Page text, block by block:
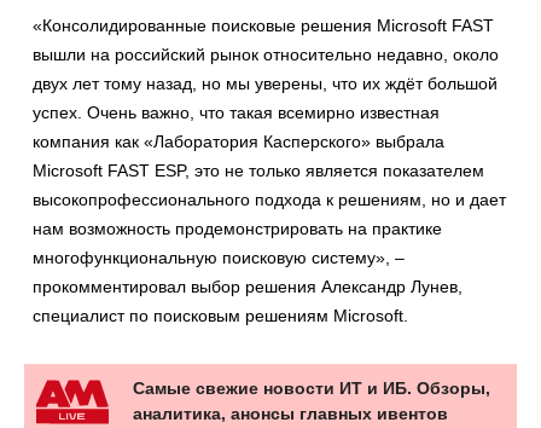
«Консолидированные поисковые решения Microsoft FAST
вышли на российский рынок относительно недавно, около
двух лет тому назад, но мы уверены, что их ждёт большой
успех. Очень важно, что такая всемирно известная
компания как «Лаборатория Касперского» выбрала
Microsoft FAST ESP, это не только является показателем
высокопрофессионального подхода к решениям, но и дает
нам возможность продемонстрировать на практике
многофункциональную поисковую систему», –
прокомментировал выбор решения Александр Лунев,
специалист по поисковым решениям Microsoft.
Самые свежие новости ИТ и ИБ. Обзоры,
аналитика, анонсы главных ивентов